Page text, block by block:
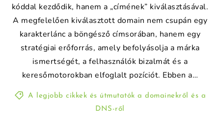
kóddal kezdődik, hanem a „címének” kiválasztásával.
A megfelelően kiválasztott domain nem csupán egy
karakterlánc a böngésző címsorában, hanem egy
stratégiai erőforrás, amely befolyásolja a márka
ismertségét, a felhasználók bizalmát és a
keresőmotorokban elfoglalt pozíciót. Ebben a…
A legjobb cikkek és útmutatók a domainekről és a
DNS-ről